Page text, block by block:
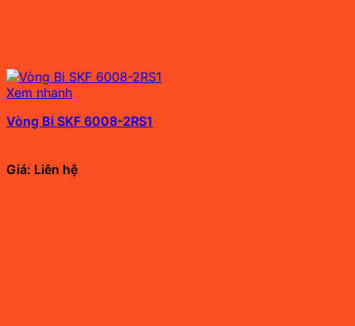
Xem nhanh
Vòng Bi SKF 6008-2RS1
Giá: Liên hệ